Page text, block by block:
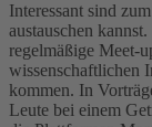
Interessant sind
austauschen
regelmäßige Meet-
wissenschaftlichen
kommen. In
Leute bei einem